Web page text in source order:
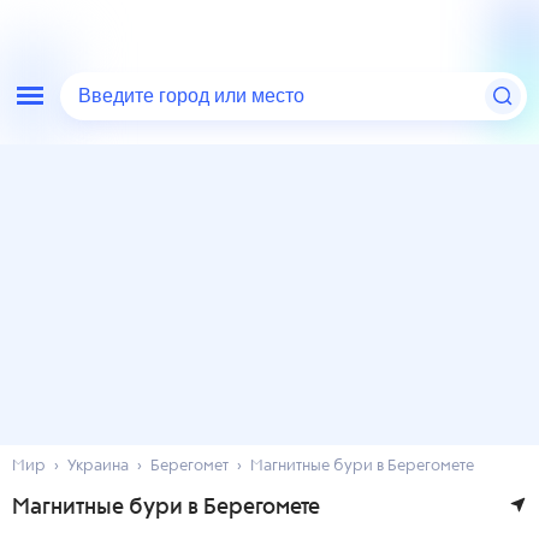
Введите город или место
Мир Украина Берегомет Магнитные бури в Берегомете
Магнитные бури в Берегомете